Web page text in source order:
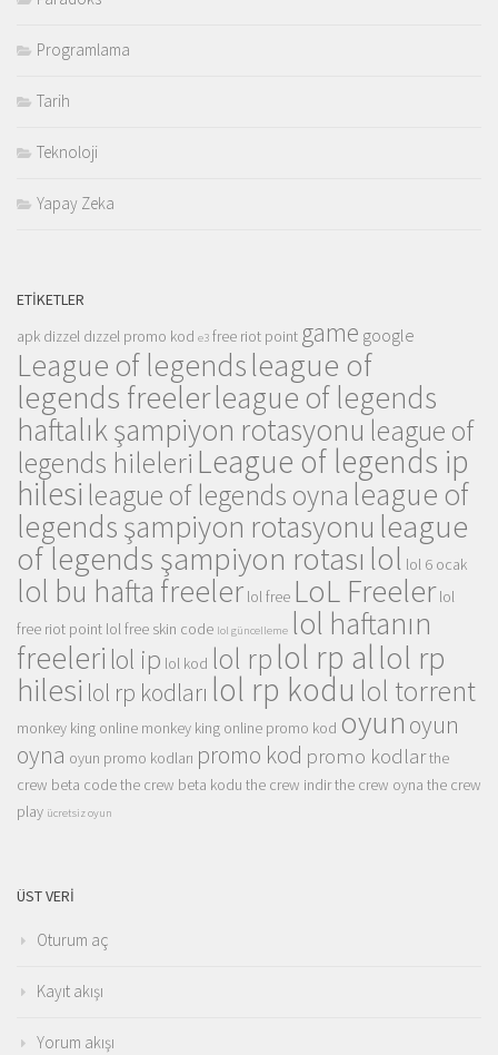
Programlama
Tarih
Teknoloji
Yapay Zeka
ETIKETLER
apk dizzel dızzel promo kod e3 free riot point game google
League of legendsleague of
legends freelerleague of legends
haftalık şampiyon rotasyonu league of
legends hileleri League of legends ip
hilesi league of legends oyna league of
legends şampiyon rotasyonu league
of legends şampiyon rotası lol lol 6 ocak
lol bu hafta freeler lol free LoL Freeler lol
free riot point lol free skin code lol güncelleme lol haftanın
freeleri lol ip lol kod lol rplol rp allol rp
hilesi lol rp kodları lol rp kodu lol torrent
monkey king online monkey king online promo kod oyun oyun
oyna oyun promo kodları promo kod promo kodlarthe
crew beta codethe crew beta kodu the crew indirthe crew oyna the crew
play ücretsiz oyun
ÜST VERI
Oturum aç
Kayıt akışı
Yorum akışı